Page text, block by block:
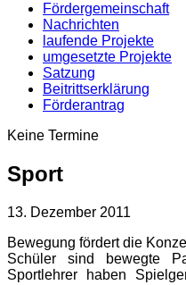
Fördergemeinschaft
Nachrichten
laufende Projekte
umgesetzte Projekte
Satzung
Beitrittserklärung
Förderantrag
Keine Termine
Sport
13. Dezember 2011
Bewegung fördert die
Schüler sind bewegte
Sportlehrer haben